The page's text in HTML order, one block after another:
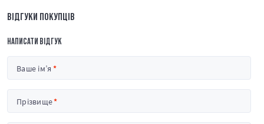
ВІДГУКИ ПОКУПЦІВ
НАПИСАТИ ВІДГУК
Ваше ім’я
Прізвище